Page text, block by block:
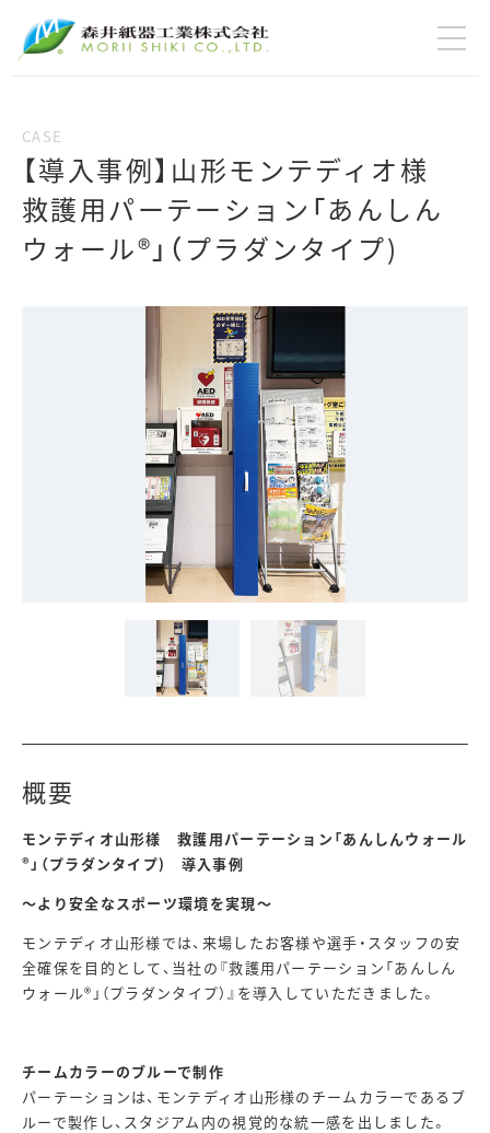
【導入事例】山形モンテディオ様
救護用パーテーション「あんしん
ウォール®」（プラダンタイプ)
概要
モンテディオ山形様 救護用パーテーション「あんしんウォール
®」（プラダンタイプ) 導入事例
～より安全なスポーツ環境を実現～
モンテディオ山形様では、来場したお客様や選手・スタッフの安
全確保を目的として、当社の『救護用パーテーション「あんしん
ウォール®」（プラダンタイプ）』を導入していただきました。
チームカラーのブルーで制作
パーテーションは、モンテディオ山形様のチームカラーであるブ
ルーで製作し、スタジアム内の視覚的な統一感を出しました。